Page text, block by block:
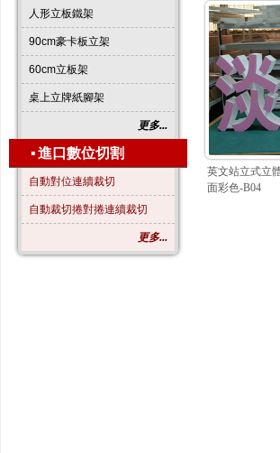
人形立板鐵架
90cm豪卡板立架
60cm立板架
桌上立牌紙腳架
更多...
▪進口數位切割
自動對位連續裁切
自動裁切捲對捲連續裁切
更多...
英文站立式立
面彩色-B04